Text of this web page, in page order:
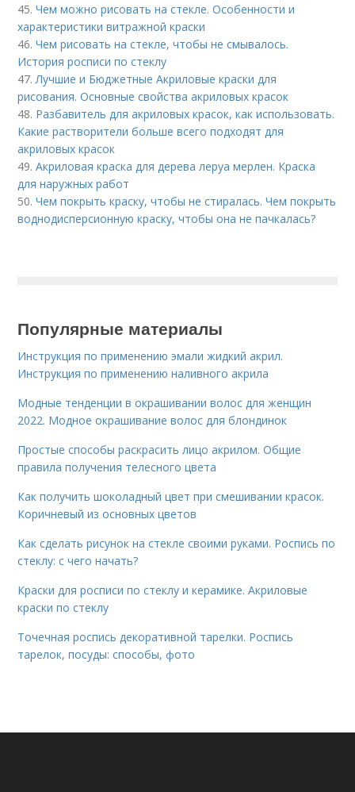
45.Чем можно рисовать на стекле. Особенности и
характеристики витражной краски
46.Чем рисовать на стекле, чтобы не смывалось.
История росписи по стеклу
47. Лучшие и Бюджетные Акриловые краски для
рисования. Основные свойства акриловых красок
48. Разбавитель для акриловых красок, как использовать.
Какие растворители больше всего подходят для
акриловых красок
49.Акриловая краска для дерева леруа мерлен. Краска
для наружных работ
50.Чем покрыть краску, чтобы не стиралась. Чем покрыть
воднодисперсионную краску, чтобы она не пачкалась?
Популярные материалы
Инструкция по применению эмали жидкий акрил.
Инструкция по применению наливного акрила
Модные тенденции в окрашивании волос для женщин
2022. Модное окрашивание волос для блондинок
Простые способы раскрасить лицо акрилом. Общие
правила получения телесного цвета
Как получить шоколадный цвет при смешивании красок.
Коричневый из основных цветов
Как сделать рисунок на стекле своими руками. Роспись по
стеклу: с чего начать?
Краски для росписи по стеклу и керамике. Акриловые
краски по стеклу
Точечная роспись декоративной тарелки. Роспись
тарелок, посуды: способы, фото